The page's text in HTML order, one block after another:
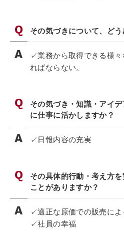
その気づきについて、ど
✓業務から取得できる様
ればならない。
その気づき・知識・アイ
に仕事に活かしますか？
✓日報内容の充実
その具体的行動・考え方
ことがありますか？
✓適正な原価での販売によ
✓社員の幸福